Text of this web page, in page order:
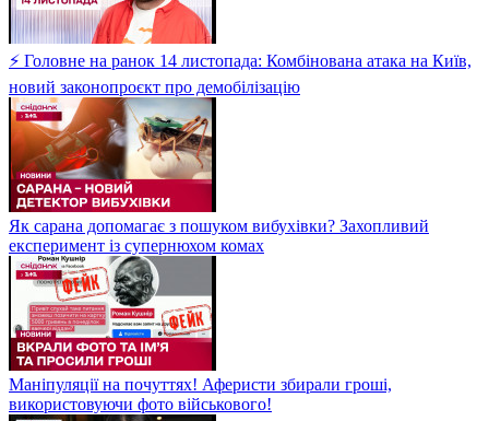
⚡ Головне на ранок 14 листопада: Комбінована атака на Київ,
новий законопроєкт про демобілізацію
Як сарана допомагає з пошуком вибухівки? Захопливий
експеримент із супернюхом комах
Маніпуляції на почуттях! Аферисти збирали гроші,
використовуючи фото військового!